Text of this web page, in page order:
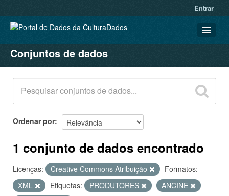
Entrar
CONJUNTOS DE DADOS
ORGANIZAÇÕES
GRUPOS
SOBRE
Conjuntos de dados
Ordenar por
1 conjunto de dados encontrado
Licenças: Creative Commons Atribuição
Formatos:
XML
Etiquetas: PRODUTORES
ANCINE